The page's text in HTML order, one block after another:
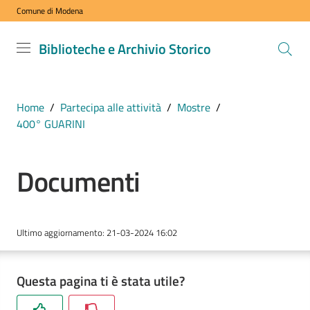
Vai al contenuto
Vai alla navigazione
Vai al footer
Comune di Modena
Biblioteche e Archivio Storico
Biblioteche
COMUNE DI
MODENA
VISITA
i
ESPLORA
i
Home / Partecipa alle attività / Mostre /
400° GUARINI
Documenti
Ultimo aggiornamento: 21-03-2024 16:02
Questa pagina ti è stata utile?